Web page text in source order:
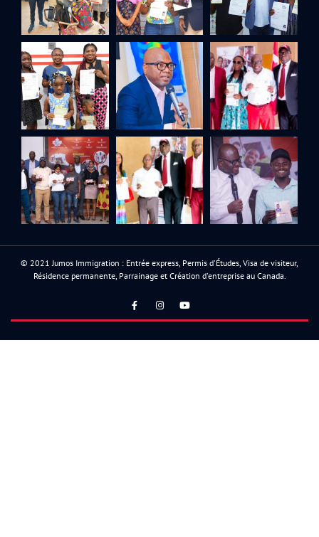
© 2021 Jumos Immigration : Entrée express, Permis d'Études, Visa de visiteur,
Résidence permanente, Parrainage et Création d'entreprise au Canada.